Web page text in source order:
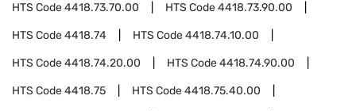
HTS Code4418.73.70.00 HTS Code4418.73.90.00
HTS Code4418.74 HTS Code4418.74.10.00
HTS Code4418.74.20.00 HTS Code4418.74.90.00
HTS Code4418.75 HTS Code4418.75.40.00